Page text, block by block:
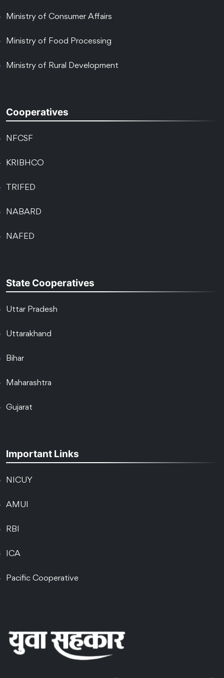
Ministry of Consumer Affairs
Ministry of Food Processing
Ministry of Rural Development
Cooperatives
NFCSF
KRIBHCO
TRIFED
NABARD
NAFED
State Cooperatives
Uttar Pradesh
Uttarakhand
Bihar
Maharashtra
Gujarat
Important Links
NICUY
AMUI
RBI
ICA
Pacific Cooperative